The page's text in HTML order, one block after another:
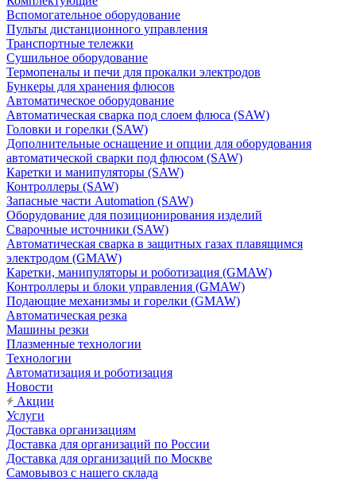
Вспомогательное оборудование
Пульты дистанционного управления
Транспортные тележки
Сушильное оборудование
Термопеналы и печи для прокалки электродов
Бункеры для хранения флюсов
Автоматическое оборудование
Автоматическая сварка под слоем флюса (SAW)
Головки и горелки (SAW)
Дополнительные оснащение и опции для оборудования
автоматической сварки под флюсом (SAW)
Каретки и манипуляторы (SAW)
Контроллеры (SAW)
Запасные части Automation (SAW)
Оборудование для позиционирования изделий
Сварочные источники (SAW)
Автоматическая сварка в защитных газах плавящимся
электродом (GMAW)
Каретки, манипуляторы и роботизация (GMAW)
Контроллеры и блоки управления (GMAW)
Подающие механизмы и горелки (GMAW)
Автоматическая резка
Машины резки
Плазменные технологии
Технологии
Автоматизация и роботизация
Новости
Акции
Услуги
Доставка организациям
Доставка для организаций по России
Доставка для организаций по Москве
Самовывоз с нашего склада